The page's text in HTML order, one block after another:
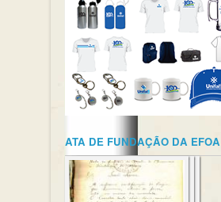
ATA DE FUNDAÇÃO DA EFOA